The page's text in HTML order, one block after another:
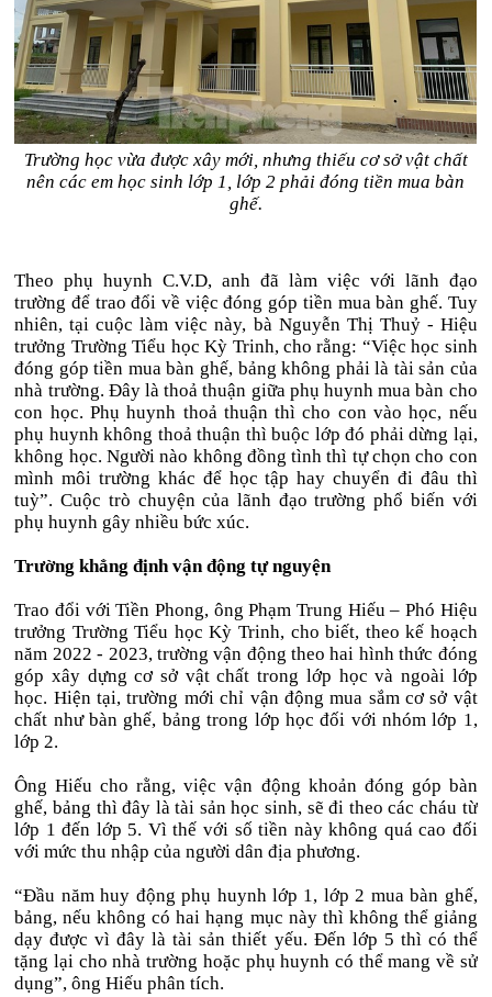
Trường học vừa được xây mới, nhưng thiếu cơ sở vật chất
nên các em học sinh lớp 1, lớp 2 phải đóng tiền mua bàn
ghế.
Theo phụ huynh C.V.D, anh đã làm việc với lãnh đạo
trường để trao đổi về việc đóng góp tiền mua bàn ghế. Tuy
nhiên, tại cuộc làm việc này, bà Nguyễn Thị Thuỷ - Hiệu
trưởng Trường Tiểu học Kỳ Trinh, cho rằng: “Việc học sinh
đóng góp tiền mua bàn ghế, bảng không phải là tài sản của
nhà trường. Đây là thoả thuận giữa phụ huynh mua bàn cho
con học. Phụ huynh thoả thuận thì cho con vào học, nếu
phụ huynh không thoả thuận thì buộc lớp đó phải dừng lại,
không học. Người nào không đồng tình thì tự chọn cho con
mình môi trường khác để học tập hay chuyển đi đâu thì
tuỳ”. Cuộc trò chuyện của lãnh đạo trường phổ biến với
phụ huynh gây nhiều bức xúc.
Trường khẳng định vận động tự nguyện
Trao đổi với Tiền Phong, ông Phạm Trung Hiếu – Phó Hiệu
trưởng Trường Tiểu học Kỳ Trinh, cho biết, theo kế hoạch
năm 2022 - 2023, trường vận động theo hai hình thức đóng
góp xây dựng cơ sở vật chất trong lớp học và ngoài lớp
học. Hiện tại, trường mới chỉ vận động mua sắm cơ sở vật
chất như bàn ghế, bảng trong lớp học đối với nhóm lớp 1,
lớp 2.
Ông Hiếu cho rằng, việc vận động khoản đóng góp bàn
ghế, bảng thì đây là tài sản học sinh, sẽ đi theo các cháu từ
lớp 1 đến lớp 5. Vì thế với số tiền này không quá cao đối
với mức thu nhập của người dân địa phương.
“Đầu năm huy động phụ huynh lớp 1, lớp 2 mua bàn ghế,
bảng, nếu không có hai hạng mục này thì không thể giảng
dạy được vì đây là tài sản thiết yếu. Đến lớp 5 thì có thể
tặng lại cho nhà trường hoặc phụ huynh có thể mang về sử
dụng”, ông Hiếu phân tích.